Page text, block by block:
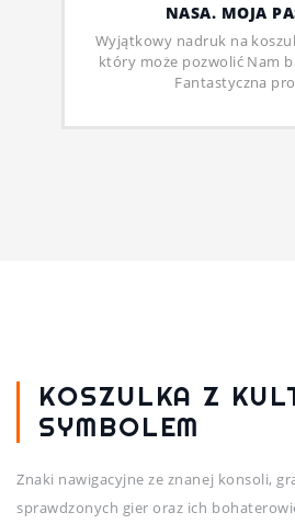
NASA. MOJA
Wyjątkowy nadruk na
który może pozwolić Nam
Fantastyczna
KOSZULKA Z
SYMBOLEM
Znaki nawigacyjne ze znanej konsoli,
sprawdzonych gier oraz ich